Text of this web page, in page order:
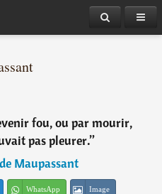
fou, ou par mourir,
pas pleurer.”
Maupassant
WhatsApp Image